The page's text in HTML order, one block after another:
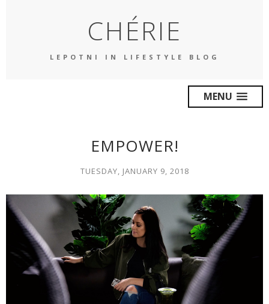
CHÉRIE
LEPOTNI IN LIFESTYLE BLOG
MENU
EMPOWER!
TUESDAY, JANUARY 9, 2018